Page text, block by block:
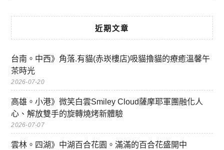
近期文章
台南。中西》角落.有貓(赤崁樓店)吸貓擼貓的療癒溫馨午
茶時光
2026-07-20
高雄。小港》微笑白雲Smiley Cloud薩摩耶軍團融化人
心、解放雙手的旋轉燒烤新體驗
2026-07-07
雲林。四湖》中湖百合花園。滿滿的百合花盛開中